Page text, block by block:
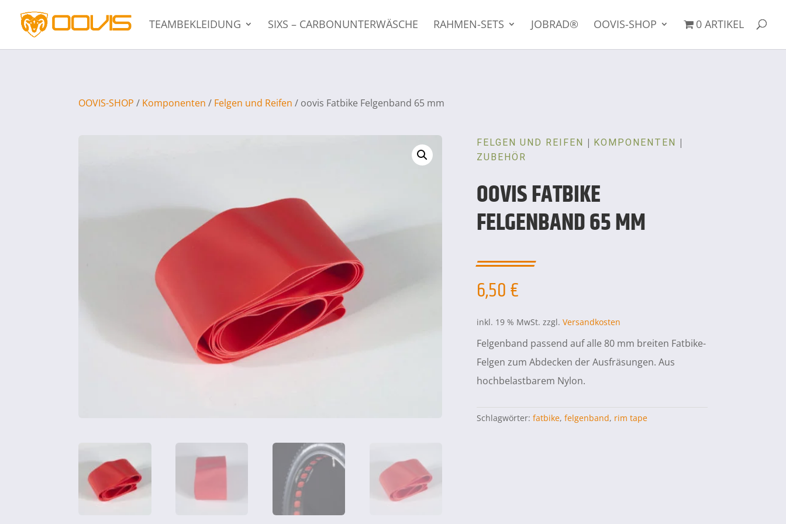
TEAMBEKLEIDUNG SIXS – CARBONUNTERWÄSCHE RAHMEN-SETS JOBRAD® OOVIS-SHOP 0 ARTIKEL
OOVIS-SHOP / Komponenten / Felgen und Reifen / oovis Fatbike Felgenband 65 mm
FELGEN UND REIFEN | KOMPONENTEN |
ZUBEHÖR
OOVIS FATBIKE
FELGENBAND 65 MM
6,50€
inkl. 19 % MwSt. zzgl. Versandkosten
Felgenband passend auf alle 80 mm breiten Fatbike-
Felgen zum Abdecken der Ausfräsungen. Aus
hochbelastbarem Nylon.
Schlagwörter: fatbike, felgenband, rim tape